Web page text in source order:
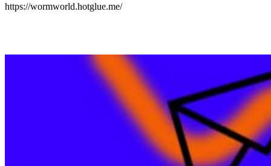
https://wormworld.hotglue.me/